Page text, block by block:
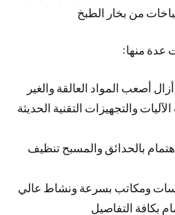
من بخار الطبخ
عدة منها:
أصعب المواد العالقة والغير
والتجهيزات التقنية الحديثة
بالحدائق والمسبح تنظيف
ومكاتب بسرعة ونشاط عالي
بكافة التفاصيل